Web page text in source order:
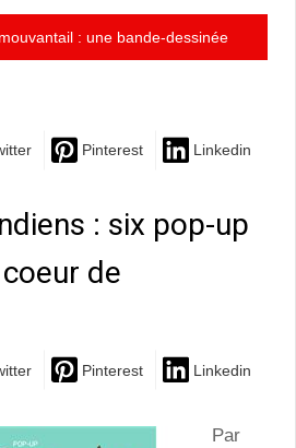
: une bande-dessinée
Pinterest Linkedin
: six pop-up
de
Pinterest Linkedin
Par